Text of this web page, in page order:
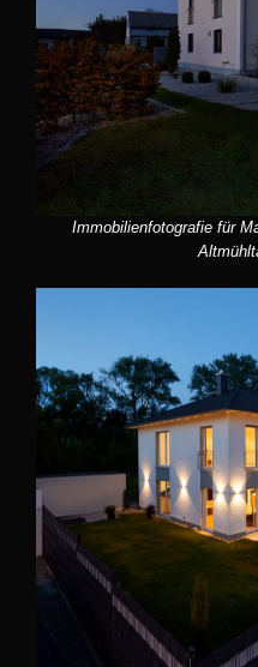
Immobilienfotografie für